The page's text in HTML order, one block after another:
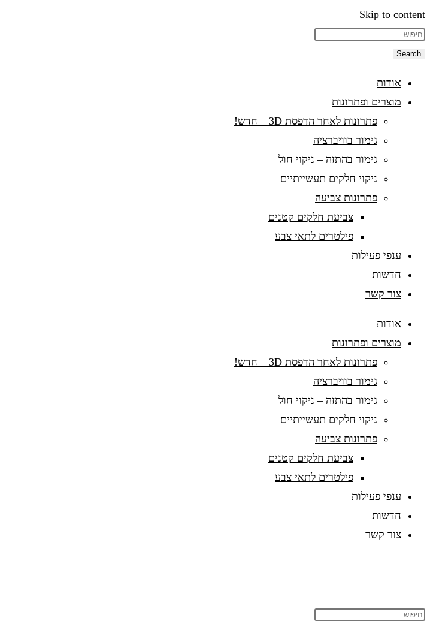
Skip to content
Search
אודות
מוצרים ופתרונות
פתרונות לאחר הדפסת 3D – חדש!
גימור בוויברציה
גימור בהתזה – ניקוי חול
ניקוי חלקים תעשייתיים
פתרונות צביעה
צביעת חלקים קטנים
פילטרים לתאי צבע
ענפי פעילות
חדשות
צור קשר
אודות
מוצרים ופתרונות
פתרונות לאחר הדפסת 3D – חדש!
גימור בוויברציה
גימור בהתזה – ניקוי חול
ניקוי חלקים תעשייתיים
פתרונות צביעה
צביעת חלקים קטנים
פילטרים לתאי צבע
ענפי פעילות
חדשות
צור קשר